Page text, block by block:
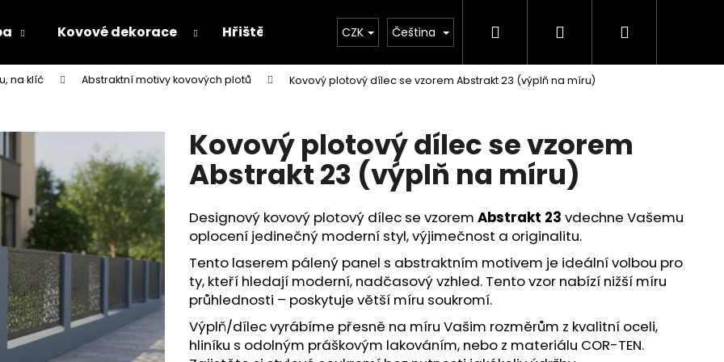
Kovové dekorace Hřiště Proces výroby našich výrobků Vlastní design - Váš
CZK Čeština Hledat PřihlášeníNákupní
na klíč Abstraktní motivy kovových plotů Kovový plotový dílec se vzorem Abstrakt 23 (výplň na míru)
Kovový plotový dílec se vzorem
Abstrakt 23 (výplň na míru)
Designový kovový plotový dílec se vzorem Abstrakt 23 vdechne Vašemu
oplocení jedinečný moderní styl, výjimečnost a originalitu.
Tento laserem pálený panel s abstraktním motivem je ideální volbou pro
ty, kteří hledají moderní, nadčasový vzhled. Tento vzor nabízí nižší míru
průhlednosti – poskytuje větší míru soukromí.
Výplň/dílec vyrábíme přesně na míru Vašim rozměrům z kvalitní oceli,
hliníku s odolným práškovým lakováním, nebo z materiálu COR-TEN.
Co potřebujete najít?
HLEDAT
Doporučujeme